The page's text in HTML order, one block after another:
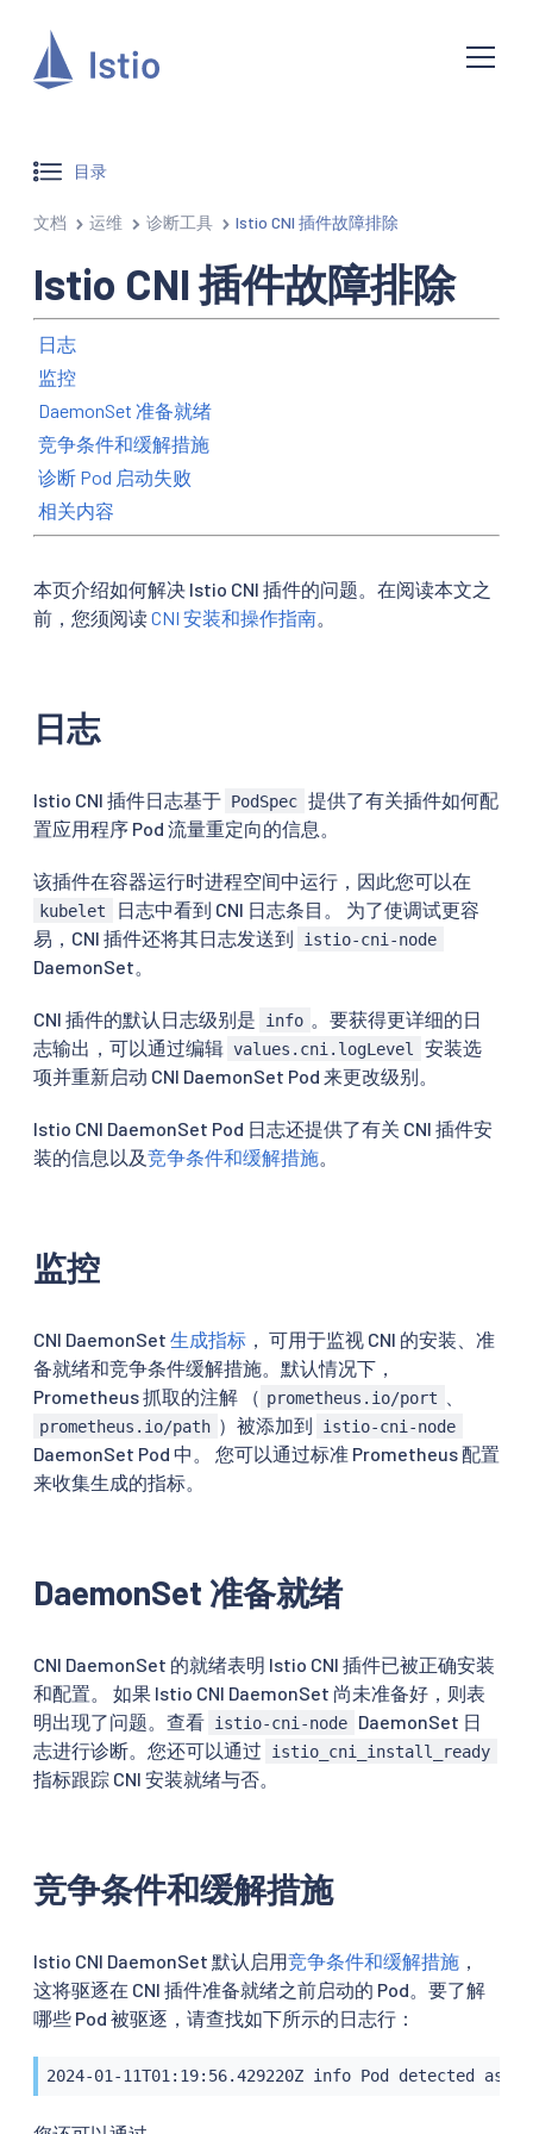
目录
文档 运维 诊断工具 Istio CNI 插件故障排除
Istio CNI 插件故障排除
日志
监控
DaemonSet 准备就绪
竞争条件和缓解措施
诊断 Pod 启动失败
相关内容
本页介绍如何解决 Istio CNI 插件的问题。在阅读本文之
前，您须阅读CNI 安装和操作指南
日志
Istio CNI 插件日志基于 PodSpec 提供了有关插件如何配
置应用程序 Pod 流量重定向的信息。
该插件在容器运行时进程空间中运行，因此您可以在
kubelet
日志中看到 CNI 日志条目。 为了使调试更容
易，CNI 插件还将其日志发送到
istio-cni-node
DaemonSet。
CNI 插件的默认日志级别是 info
。要获得更详细的日
志输出，可以通过编辑 values.cni.logLevel
安装选
项并重新启动 CNI DaemonSet Pod 来更改级别。
Istio CNI DaemonSet Pod 日志还提供了有关 CNI 插件安
装的信息以及竞争条件和缓解措施
监控
CNI DaemonSet 生成指标 ， 可用于监视 CNI 的安装、准
备就绪和竞争条件缓解措施。默认情况下，
Prometheus 抓取的注解 （ prometheus.io/port
prometheus.io/path ）被添加到 istio-cni-node
DaemonSet Pod 中。 您可以通过标准 Prometheus 配置
来收集生成的指标。
DaemonSet 准备就绪
CNI DaemonSet 的就绪表明 Istio CNI 插件已被正确安装
和配置。 如果 Istio CNI DaemonSet 尚未准备好，则表
明出现了问题。查看 istio-cni-node
DaemonSet 日
志进行诊断。您还可以通过
istio_cni_install_ready
指标跟踪 CNI 安装就绪与否。
竞争条件和缓解措施
Istio CNI DaemonSet 默认启用竞争条件和缓解措施
这将驱逐在 CNI 插件准备就绪之前启动的 Pod。要了解
哪些 Pod 被驱逐，请查找如下所示的日志行：
2024-01-11T01:19:56.429220Z info Pod detected as